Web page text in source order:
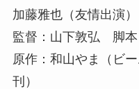
加藤雅也（友情出演
監督：山下敦弘 脚本
原作：和山やま（ビ
刊）